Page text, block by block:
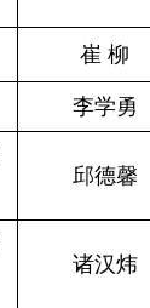
崔 柳
李学勇
邱德馨
诸汉炜